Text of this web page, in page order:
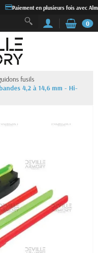
Paiement en plusieurs fois avec Alma
0
fusils
4,2 à 14,6 mm - Hi-